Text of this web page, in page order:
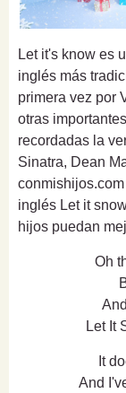
Let it's know es
inglés más
primera vez por
otras
recordadas la
Sinatra, Dean
inglés Let it
hijos puedan
Oh
Let It
It
And